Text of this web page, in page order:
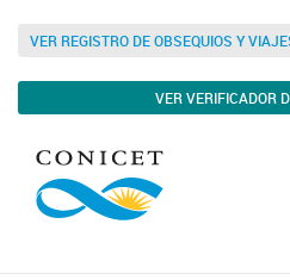
VER REGISTRO DE OBSEQUIOS Y
VER VERIFICADOR